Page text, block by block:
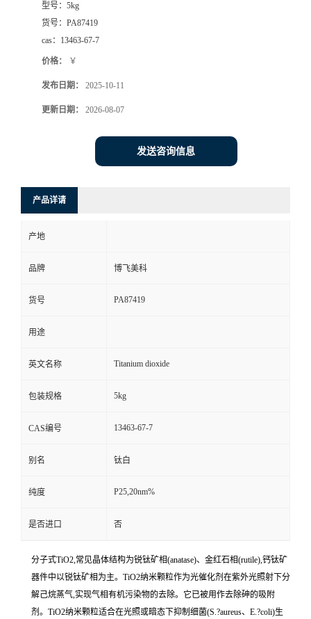
型号： 5kg
货号： PA87419
cas： 13463-67-7
价格： ￥
发布日期： 2025-10-11
更新日期： 2026-08-07
发送咨询信息
产品详请
产地
品牌 博飞美科
货号 PA87419
用途
英文名称 Titanium dioxide
包装规格 5kg
CAS编号 13463-67-7
别名 钛白
纯度 P25,20nm%
是否进口 否
分子式TiO2,常见晶体结构为锐钛矿相(anatase)、金红石相(rutile),钙钛矿
器件中以锐钛矿相为主。TiO2纳米颗粒作为光催化剂在紫外光照射下分
解己烷蒸气,实现气相有机污染物的去除。它已被用作去除砷的吸附
剂。TiO2纳米颗粒适合在光照或暗态下抑制细菌(S.?aureus、E.?coli)生